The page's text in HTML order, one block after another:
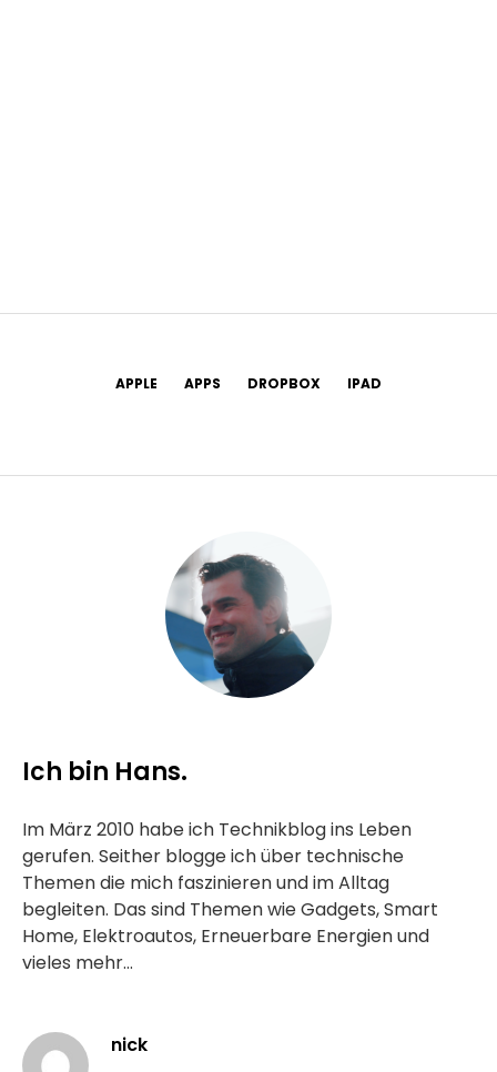
APPLE APPS DROPBOX IPAD
Ich bin Hans.
Im März 2010 habe ich Technikblog ins Leben
gerufen. Seither blogge ich über technische
Themen die mich faszinieren und im Alltag
begleiten. Das sind Themen wie Gadgets, Smart
Home, Elektroautos, Erneuerbare Energien und
vieles mehr...
nick